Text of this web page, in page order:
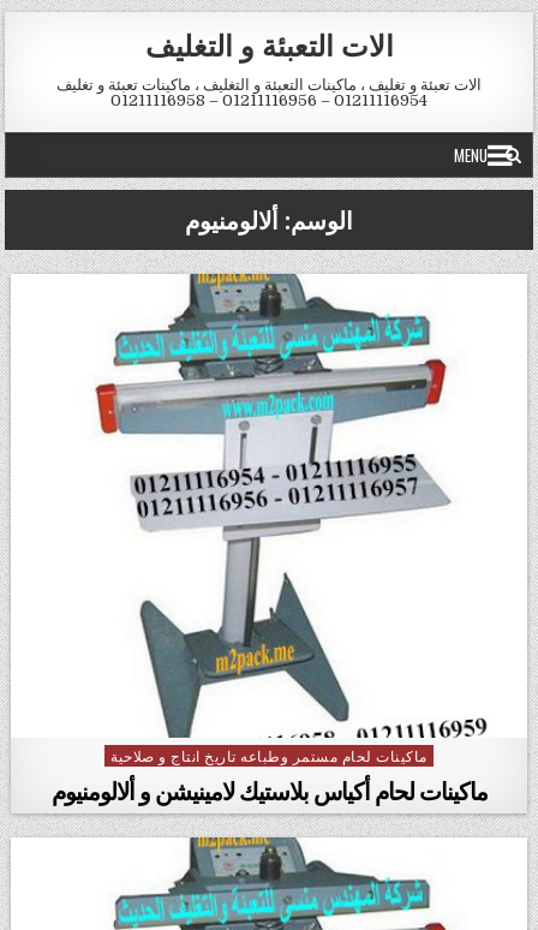
Skip to content
الات التعبئة و التغليف
الات تعبئة و تغليف ، ماكينات التعبئة و التغليف ، ماكينات تعبئة و تغليف
01211116954 – 01211116956 – 01211116958
MENU
الوسم: ألالومنيوم
Posted in
ماكينات لحام مستمر وطباعه تاريخ انتاج و صلاحية
ماكينات لحام أكياس بلاستيك لامينيشن و ألالومنيوم